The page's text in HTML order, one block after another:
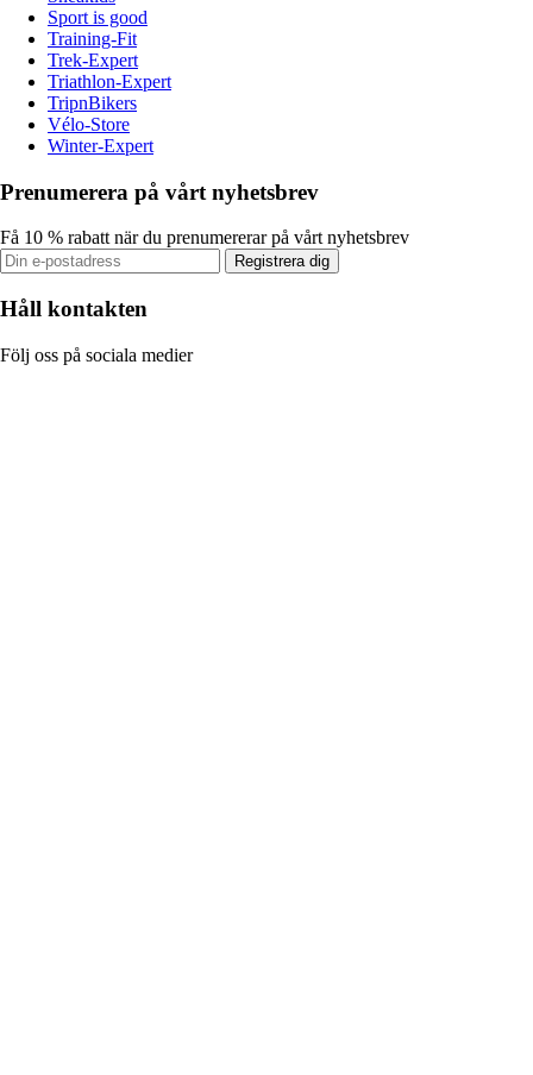
Sport is good
Training-Fit
Trek-Expert
Triathlon-Expert
TripnBikers
Vélo-Store
Winter-Expert
Prenumerera på vårt nyhetsbrev
Få 10 % rabatt när du prenumererar på vårt nyhetsbrev
Registrera dig
Håll kontakten
Följ oss på sociala medier